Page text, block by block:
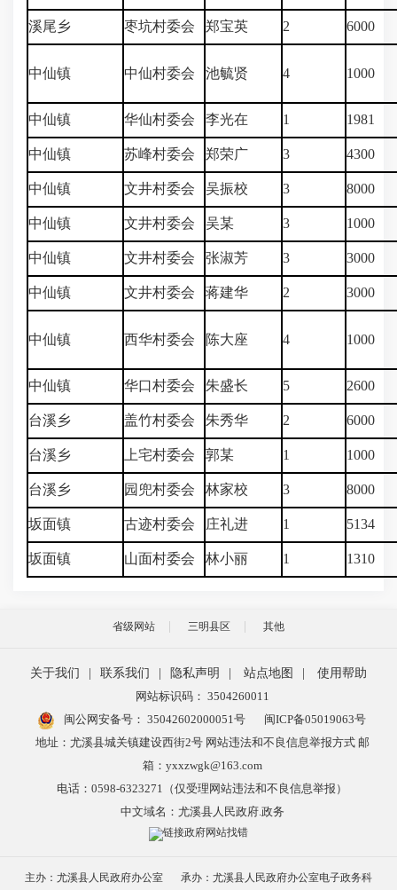
溪尾乡 枣坑村委会 郑宝英 2 6000
中仙镇 中仙村委会 池毓贤 4 1000
中仙镇 华仙村委会 李光在 1 1981
中仙镇 苏峰村委会 郑荣广 3 4300
中仙镇 文井村委会 吴振校 3 8000
中仙镇 文井村委会 吴某 3 1000
中仙镇 文井村委会 张淑芳 3 3000
中仙镇 文井村委会 蒋建华 2 3000
中仙镇 西华村委会 陈大座 4 1000
中仙镇 华口村委会 朱盛长 5 2600
台溪乡 盖竹村委会 朱秀华 2 6000
台溪乡 上宅村委会 郭某 1 1000
台溪乡 园兜村委会 林家校 3 8000
坂面镇 古迹村委会 庄礼进 1 5134
坂面镇 山面村委会 林小丽 1 1310
省级网站 三明县区 其他
关于我们 联系我们 隐私声明 站点地图
使用帮助
网站标识码： 3504260011
闽公网安备号： 35042602000051号
闽ICP备05019063号
地址：尤溪县城关镇建设西街2号 网站违法和不良信息举报方式 邮
箱：yxxzwgk@163.com
电话：0598-6323271（仅受理网站违法和不良信息举报）
中文域名：尤溪县人民政府.政务
主办：尤溪县人民政府办公室 承办：尤溪县人民政府办公室电子政务科